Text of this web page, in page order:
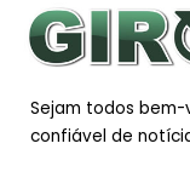
Sejam todos bem-
confiável de